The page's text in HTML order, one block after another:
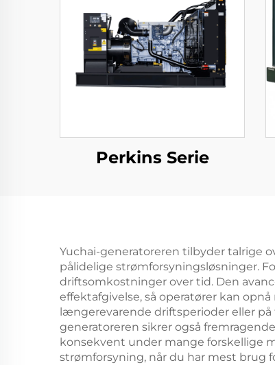
Perkins Serie
Yuchai-generatoreren tilbyder talrige
pålidelige strømforsyningsløsninger.
driftsomkostninger over tid. Den
effektafgivelse, så operatører kan
længerevarende driftsperioder eller
generatoreren sikrer også
konsekvent under mange forskellige
strømforsyning, når du har mest brug